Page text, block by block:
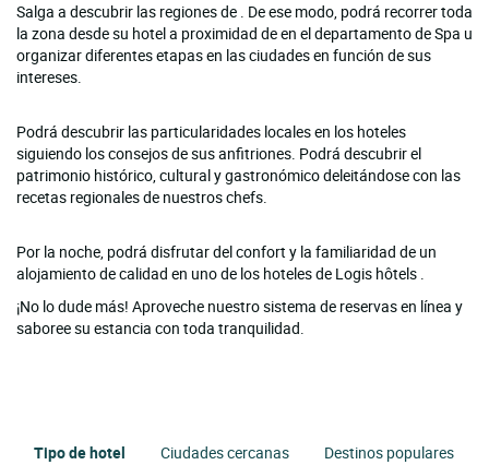
Salga a descubrir las regiones de . De ese modo, podrá recorrer toda
la zona desde su hotel a proximidad de en el departamento de Spa u
organizar diferentes etapas en las ciudades en función de sus
intereses.
Podrá descubrir las particularidades locales en los hoteles
siguiendo los consejos de sus anfitriones. Podrá descubrir el
patrimonio histórico, cultural y gastronómico deleitándose con las
recetas regionales de nuestros chefs.
Por la noche, podrá disfrutar del confort y la familiaridad de un
alojamiento de calidad en uno de los hoteles de Logis hôtels .
¡No lo dude más! Aproveche nuestro sistema de reservas en línea y
saboree su estancia con toda tranquilidad.
Tipo de hotel Ciudades cercanas Destinos populares